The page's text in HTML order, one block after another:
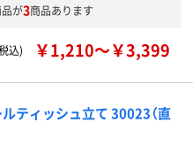
が3商品あります
込) ￥1,210～￥3,399
ティッシュ立て 30023（直